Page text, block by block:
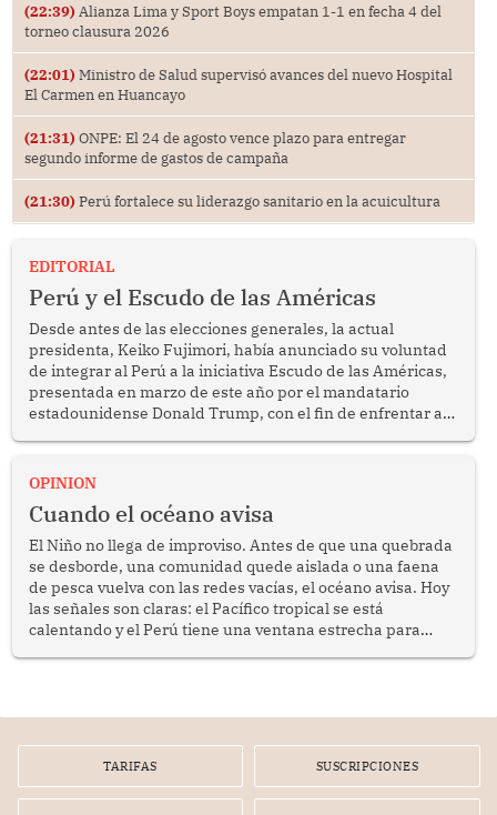
(22:39) Alianza Lima y Sport Boys empatan 1-1 en fecha 4 del
torneo clausura 2026
(22:01) Ministro de Salud supervisó avances del nuevo Hospital
El Carmen en Huancayo
(21:31) ONPE: El 24 de agosto vence plazo para entregar
segundo informe de gastos de campaña
(21:30) Perú fortalece su liderazgo sanitario en la acuicultura
EDITORIAL
Perú y el Escudo de las Américas
Desde antes de las elecciones generales, la actual
presidenta, Keiko Fujimori, había anunciado su voluntad
de integrar al Perú a la iniciativa Escudo de las Américas,
presentada en marzo de este año por el mandatario
estadounidense Donald Trump, con el fin de enfrentar al
OPINION
Cuando el océano avisa
El Niño no llega de improviso. Antes de que una quebrada
se desborde, una comunidad quede aislada o una faena
de pesca vuelva con las redes vacías, el océano avisa. Hoy
las señales son claras: el Pacífico tropical se está
calentando y el Perú tiene una ventana estrecha para
TARIFAS SUSCRIPCIONES